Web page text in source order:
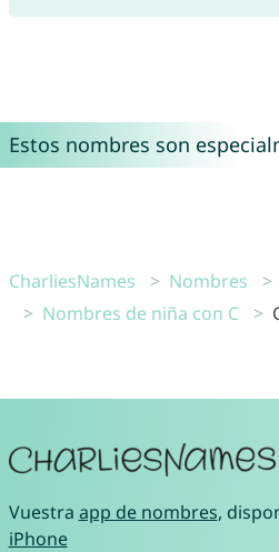
Estos nombres son
CharliesNames Nombres
Nombres de niña con C
Vuestra app de nombres,
iPhone